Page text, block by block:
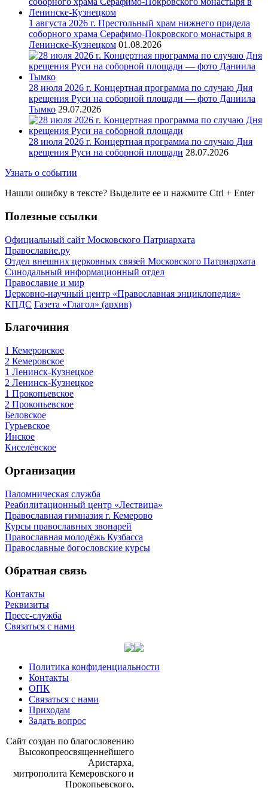
1 августа 2026 г. Престольный храм нижнего придела
соборного храма Серафимо-Покровского монастыря в
Ленинске-Кузнецком 01.08.2026
28 июля 2026 г. Концертная программа по случаю Дня
крещения Руси на соборной площади — фото Даниила
Тымко 29.07.2026
28 июля 2026 г. Концертная программа по случаю Дня
крещения Руси на соборной площади 28.07.2026
Узнать о событии
Нашли ошибку в тексте? Выделите ее и нажмите Ctrl + Enter
Полезные ссылки
Официальный сайт Московского Патриархата
Православие.ру
Отдел внешних церковных связей Московского Патриархата
Синодальный информационный отдел
Православие и мир
Церковно-научный центр «Православная энциклопедия»
КПДС Газета «Глагол» (архив)
Благочиния
1 Кемеровское
2 Кемеровское
1 Ленинск-Кузнецкое
2 Ленинск-Кузнецкое
1 Прокопьевское
2 Прокопьевское
Беловское
Гурьевское
Инское
Киселёвское
Организации
Паломническая служба
Реабилитационный центр «Лествица»
Православная гимназия г. Кемерово
Курсы православных звонарей
Православная молодёжь Кузбасса
Православные богословские курсы
Обратная связь
Контакты
Реквизиты
Пресс-служба
Связаться с нами
Политика конфиденциальности
Контакты
ОПК
Связаться с нами
Приходам
Задать вопрос
Сайт со­здан по бла­го­сло­ве­нию
Вы­со­ко­прео­свя­щен­ней­ше­го
Ари­стар­ха,
мит­ро­по­ли­та Ке­ме­ров­ско­го и
Про­ко­пьев­ско­го,